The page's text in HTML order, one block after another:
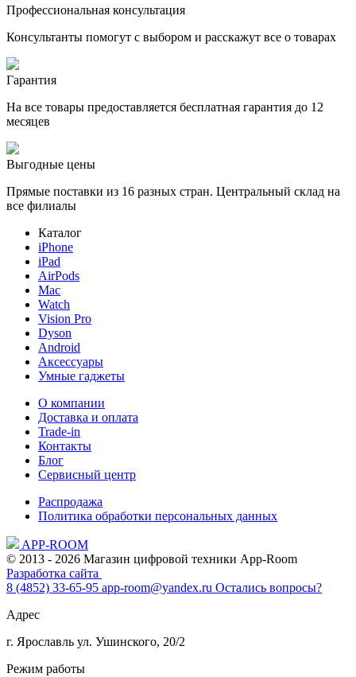
Профессиональная консультация
Консультанты помогут с выбором и расскажут все о товарах
Гарантия
На все товары предоставляется бесплатная гарантия до 12
месяцев
Выгодные цены
Прямые поставки из 16 разных стран. Центральный склад на
все филиалы
Каталог
iPhone
iPad
AirPods
Mac
Watch
Vision Pro
Dyson
Android
Аксессуары
Умные гаджеты
О компании
Доставка и оплата
Trade-in
Контакты
Блог
Сервисный центр
Распродажа
Политика обработки персональных данных
APP-ROOM
© 2013 - 2026 Магазин цифровой техники App-Room
Разработка сайта
8 (4852) 33-65-95 app-room@yandex.ru Остались вопросы?
Адрес
г. Ярославль ул. Ушинского, 20/2
Режим работы